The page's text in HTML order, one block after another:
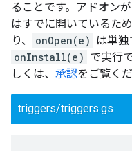
ることです。アドオン
はすでに開いているた
り、
onOpen(e) は単独
onInstall(e) で実行
しくは、 承認をご覧くだ
triggers/triggers.gs